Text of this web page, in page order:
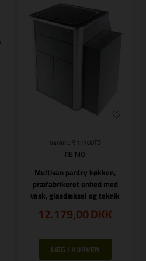
Varenr.: R 11100TS
REIMO
Multivan pantry køkken,
præfabrikeret enhed med
vask, glasdæksel og teknik
12.179,00DKK